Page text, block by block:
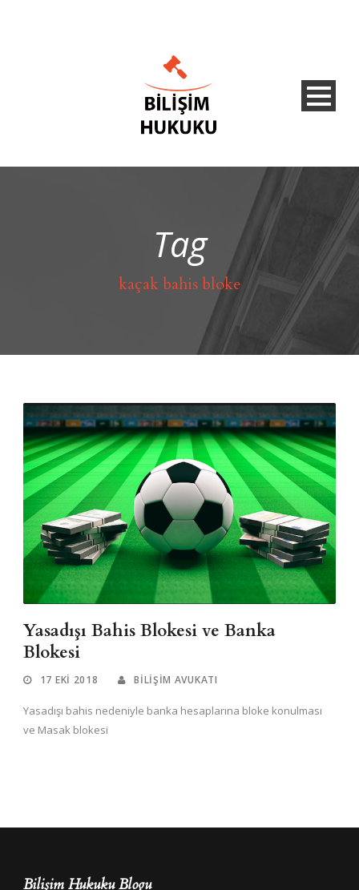
Tag
kaçak bahis bloke
Yasadışı Bahis Blokesi ve Banka
Blokesi
17 EKI 2018 BILIŞIM AVUKATI
Yasadışı bahis nedeniyle banka hesaplarına bloke konulması
ve Masak blokesi
Bilişim Hukuku Blogu